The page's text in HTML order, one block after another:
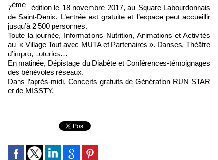
7ème édition le 18 novembre 2017, au Square Labourdonnais
de Saint-Denis. L’entrée est gratuite et l’espace peut accueillir
jusqu’à 2 500 personnes.
Toute la journée, Informations Nutrition, Animations et Activités
au « Village Tout avec MUTA et Partenaires ». Danses, Théâtre
d’impro, Loteries…
En matinée, Dépistage du Diabète et Conférences-témoignages
des bénévoles réseaux.
Dans l’après-midi, Concerts gratuits de Génération RUN STAR
et de MISSTY.